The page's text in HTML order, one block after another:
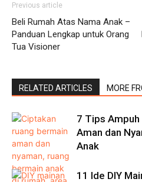
Previous article
Beli Rumah Atas Nama Anak –
Panduan Lengkap untuk Orang
Tua Visioner
RELATED ARTICLES MORE
7 Tips Ampuh
Aman dan
Anak
11 Ide DIY